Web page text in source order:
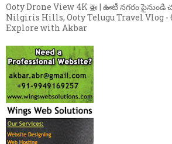
Ooty Drone View 4K 🚁 | ఊటీ నగరం పైనుండి
Nilgiris Hills, Ooty Telugu Travel Vlog -
Explore with Akbar